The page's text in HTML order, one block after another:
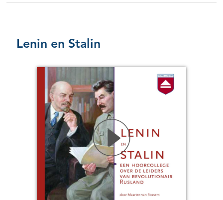
Lenin en Stalin